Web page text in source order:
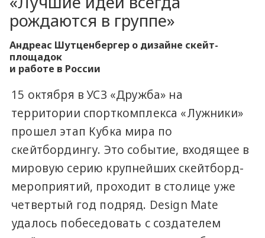
рождаются в группе»
Андреас Шутценбергер о дизайне скейт-
площадок
и работе в России
15 октября в УСЗ «Дружба» на
территории спорткомплекса «Лужники»
прошел этап Кубка мира по
скейтбордингу. Это событие, входящее в
мировую серию крупнейших скейтборд-
мероприятий, проходит в столице уже
четвертый год подряд. Design Mate
удалось побеседовать с создателем